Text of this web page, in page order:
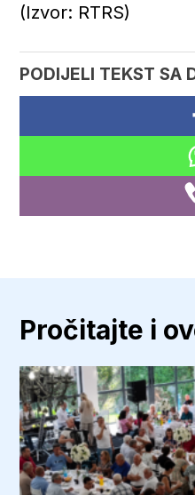
(Izvor: RTRS)
PODIJELI TEKST SA
Pročitajte i